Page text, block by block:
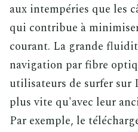
aux intempéries que les
qui contribue à
courant. La grande
navigation par fibre
utilisateurs de surfer sur
plus vite qu'avec leur
Par exemple, le